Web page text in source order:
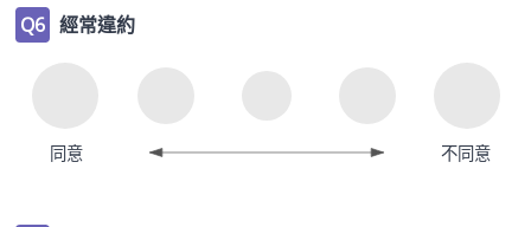
Q6 經常違約
同意 不同意